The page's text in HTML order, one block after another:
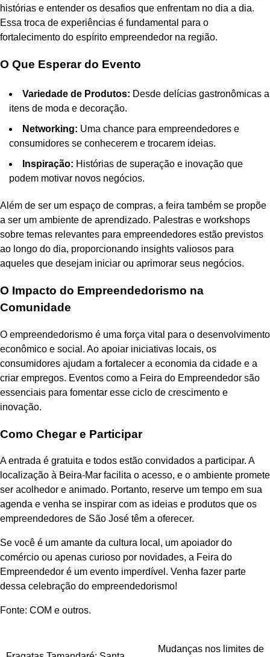
histórias e entender os desafios que enfrentam no dia a dia.
Essa troca de experiências é fundamental para o
fortalecimento do espírito empreendedor na região.
O Que Esperar do Evento
Variedade de Produtos: Desde delícias gastronômicas a
itens de moda e decoração.
Networking: Uma chance para empreendedores e
consumidores se conhecerem e trocarem ideias.
Inspiração: Histórias de superação e inovação que
podem motivar novos negócios.
Além de ser um espaço de compras, a feira também se propõe
a ser um ambiente de aprendizado. Palestras e workshops
sobre temas relevantes para empreendedores estão previstos
ao longo do dia, proporcionando insights valiosos para
aqueles que desejam iniciar ou aprimorar seus negócios.
O Impacto do Empreendedorismo na
Comunidade
O empreendedorismo é uma força vital para o desenvolvimento
econômico e social. Ao apoiar iniciativas locais, os
consumidores ajudam a fortalecer a economia da cidade e a
criar empregos. Eventos como a Feira do Empreendedor são
essenciais para fomentar esse ciclo de crescimento e
inovação.
Como Chegar e Participar
A entrada é gratuita e todos estão convidados a participar. A
localização à Beira-Mar facilita o acesso, e o ambiente promete
ser acolhedor e animado. Portanto, reserve um tempo em sua
agenda e venha se inspirar com as ideias e produtos que os
empreendedores de São José têm a oferecer.
Se você é um amante da cultura local, um apoiador do
comércio ou apenas curioso por novidades, a Feira do
Empreendedor é um evento imperdível. Venha fazer parte
dessa celebração do empreendedorismo!
Fonte: COM e outros.
Navegação Mudanças nos limites de